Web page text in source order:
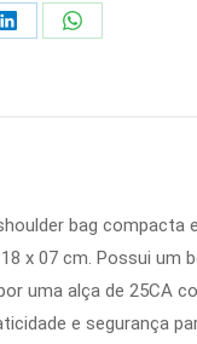
Share
Share
bag compacta
x 07 cm. Possui um
uma alça de 25CA
e segurança